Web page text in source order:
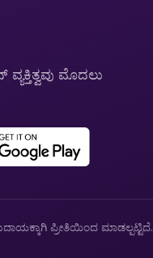
ಮೊದಲು
ಪ್ರೀತಿಯಿಂದ ಮಾಡಲ್ಪಟ್ಟಿದೆ.